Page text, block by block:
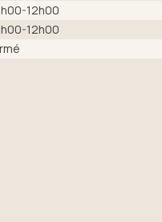
12h00
12h00